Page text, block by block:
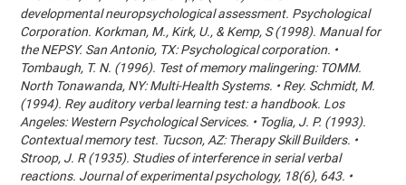
developmental neuropsychological assessment. Psychological
Corporation. Korkman, M., Kirk, U., & Kemp, S (1998). Manual for
the NEPSY. San Antonio, TX: Psychological corporation. •
Tombaugh, T. N. (1996). Test of memory malingering: TOMM.
North Tonawanda, NY: Multi-Health Systems. • Rey. Schmidt, M.
(1994). Rey auditory verbal learning test: a handbook. Los
Angeles: Western Psychological Services. • Toglia, J. P. (1993).
Contextual memory test. Tucson, AZ: Therapy Skill Builders. •
Stroop, J. R (1935). Studies of interference in serial verbal
reactions. Journal of experimental psychology, 18(6), 643. •